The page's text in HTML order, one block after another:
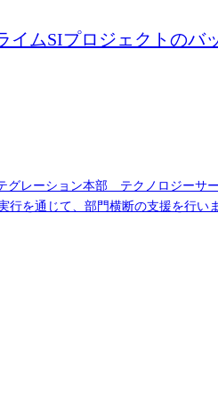
ムSIプロジェクトのバ
●部門概要 主に次の2つの軸で活動します。 1.組織横断支
を通じて、部門横断の支援を行